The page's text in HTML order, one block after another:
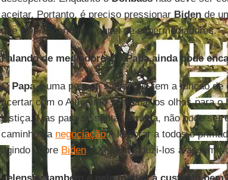
aceitar. Portanto, é preciso pressionar Bidende
que eles encarnem o papel de supermediadores.
Falando de mediadores, o Papa ainda pode
O Papaé uma pessoa sábia, que tem a função de
acertar com o Altíssimo se fechar os olhos para o
justiça. Mas para se sentar à mesa, não pode ser
caminho da negociaçãoe lembrar a todos o
agindo sobre BideneXipara induzi-los a assumir